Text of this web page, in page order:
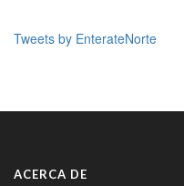
Tweets by EnterateNorte
ACERCA DE